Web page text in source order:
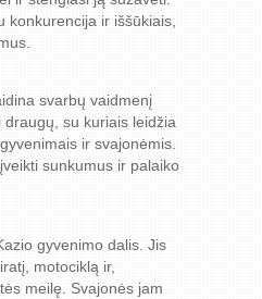
konkurencija ir iššūkiais,
svarbų vaidmenį
su kuriais leidžia
ir svajonėmis.
sunkumus ir palaiko
gyvenimo dalis. Jis
motociklą ir,
meilę. Svajonės jam